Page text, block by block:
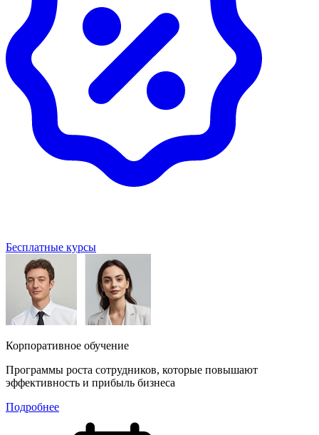
Бесплатные курсы
Корпоративное обучение
Программы роста сотрудников, которые повышают
эффективность и прибыль бизнеса
Подробнее